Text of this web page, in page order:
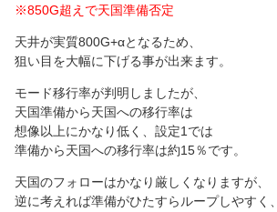
※850G超えで天国準備否定
天井が実質800G+αとなるため、
狙い目を大幅に下げる事が出来ます。
モード移行率が判明しましたが、
天国準備から天国への移行率は
想像以上にかなり低く、設定1では
準備から天国への移行率は約15％です。
天国のフォローはかなり厳しくなりますが、
逆に考えれば準備がひたすらループしやすく、